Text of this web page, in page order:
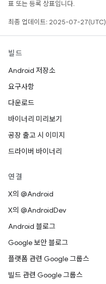
표 또는 등록 상표입니다.
최종 업데이트: 2025-07-27(UTC)
빌드
Android 저장소
요구사항
다운로드
바이너리 미리보기
공장 출고 시 이미지
드라이버 바이너리
연결
X의 @Android
X의 @AndroidDev
Android 블로그
Google 보안 블로그
플랫폼 관련 Google 그룹스
빌드 관련 Google 그룹스